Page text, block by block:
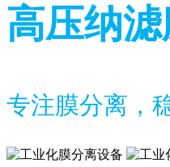
高压纳
专注膜分离，